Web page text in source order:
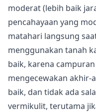
moderat (lebih baik
pencahayaan yang
matahari langsung
menggunakan tanah
baik, karena
mengecewakan akhir-
baik, dan tidak ada
vermikulit, terutama